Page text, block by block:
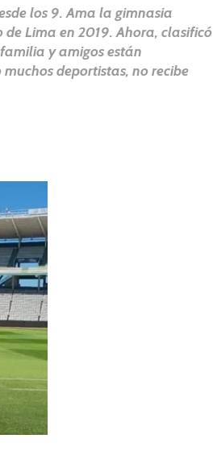
los 9. Ama la gimnasia
Lima en 2019. Ahora, clasificó
y amigos están
deportistas, no recibe